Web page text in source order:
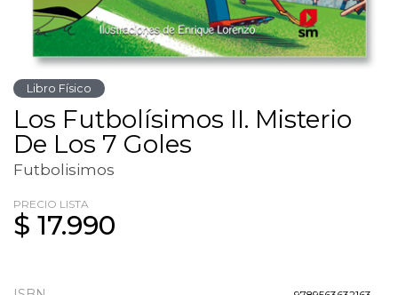
Libro Físico
Los Futbolísimos II. Misterio
De Los 7 Goles
Futbolisimos
PRECIO LISTA
$ 17.990